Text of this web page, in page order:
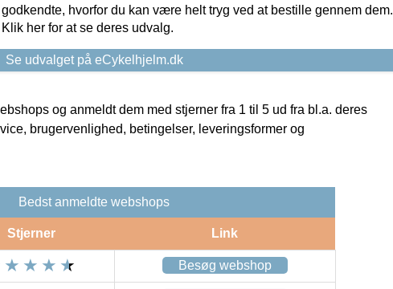
godkendte, hvorfor du kan være helt tryg ved at bestille gennem dem.
Klik her for at se deres udvalg.
Se udvalget på eCykelhjelm.dk
og anmeldt dem med stjerner fra 1 til 5 ud fra bl.a. deres
brugervenlighed, betingelser, leveringsformer og
Bedst anmeldte webshops
Stjerner Link
Besøg webshop